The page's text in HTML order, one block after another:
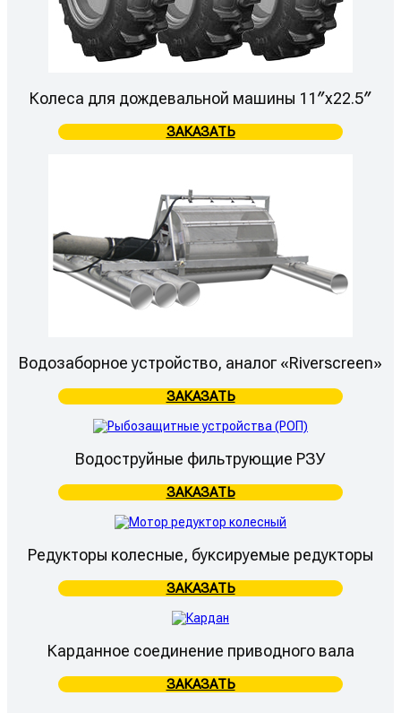
Колеса для дождевальной машины 11″х22.5″
ЗАКАЗАТЬ
Водозаборное устройство, аналог «Riverscreen»
ЗАКАЗАТЬ
Водоструйные фильтрующие РЗУ
ЗАКАЗАТЬ
Редукторы колесные, буксируемые редукторы
ЗАКАЗАТЬ
Карданное соединение приводного вала
ЗАКАЗАТЬ